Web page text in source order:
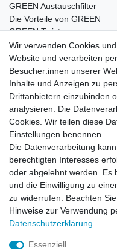
GREEN Austauschfilter
Die Vorteile von GREEN
GREEN Twister
Impressum
Vertrag
© Copyright
Wir verwenden Cookies
Website und verarbeiten
Besucher:innen unserer
Inhalte und Anzeigen zu
Drittanbietern einzubinden
analysieren. Die
Cookies. Wir teilen diese
Einstellungen benennen.
Die Datenverarbeitung
berechtigten Interesses
oder abgelehnt werden. Es
und die Einwilligung zu
zu widerrufen. Beachten
Hinweise zur Verwendung
Daten­schutz­erklärung
Essenziell